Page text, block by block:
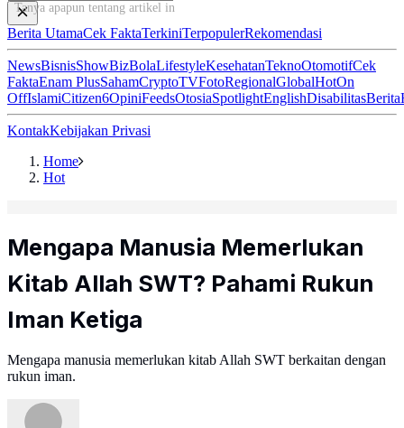
Tanya apapun tentang artikel ini...
Berita UtamaCek FaktaTerkiniTerpopulerRekomendasi
NewsBisnisShowBizBolaLifestyleKesehatanTeknoOtomotifCek
FaktaEnam PlusSahamCryptoTVFotoRegionalGlobalHotOn
OffIslamiCitizen6OpiniFeedsOtosiaSpotlightEnglishDisabilitasBerita
KontakKebijakan Privasi
Home
Hot
Mengapa Manusia Memerlukan
Kitab Allah SWT? Pahami Rukun
Iman Ketiga
Mengapa manusia memerlukan kitab Allah SWT berkaitan dengan
rukun iman.